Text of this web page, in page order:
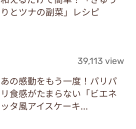
りとツナの副菜」レシピ
39,113 view
あの感動をもう一度！パリパ
リ食感がたまらない「ビエネ
ッタ風アイスケーキ...